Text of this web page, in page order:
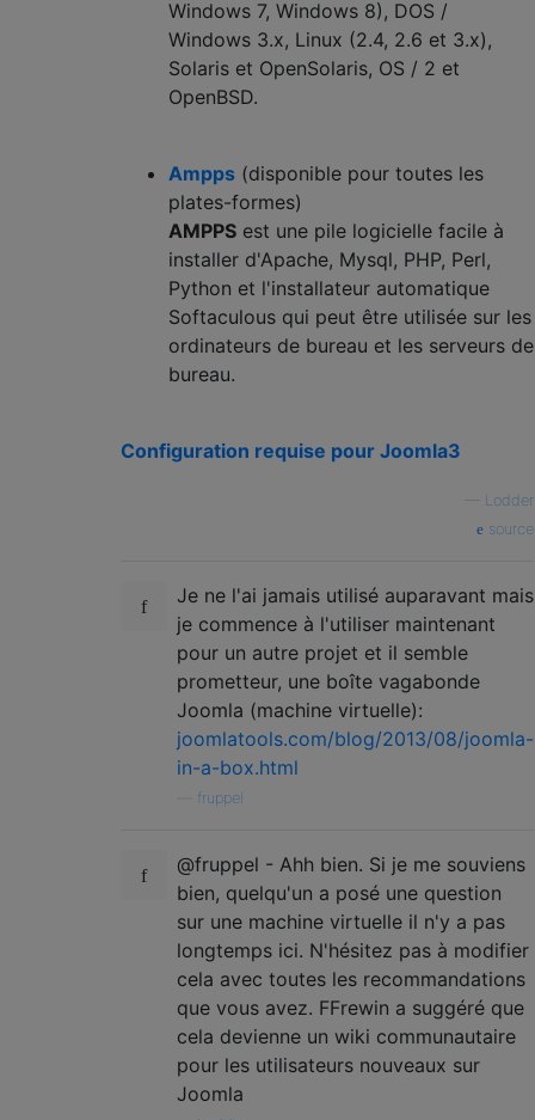
Windows 7, Windows 8), DOS /
Windows 3.x, Linux (2.4, 2.6 et 3.x),
Solaris et OpenSolaris, OS / 2 et
OpenBSD.
Ampps (disponible pour toutes les
plates-formes)
AMPPS est une pile logicielle facile à
installer d'Apache, Mysql, PHP, Perl,
Python et l'installateur automatique
Softaculous qui peut être utilisée sur les
ordinateurs de bureau et les serveurs de
bureau.
Configuration requise pour Joomla3
Lodder
source
Je ne l'ai jamais utilisé auparavant mais
je commence à l'utiliser maintenant
pour un autre projet et il semble
prometteur, une boîte vagabonde
Joomla (machine virtuelle):
joomlatools.com/blog/2013/08/joomla-
in-a-box.html
fruppel
@fruppel - Ahh bien. Si je me souviens
bien, quelqu'un a posé une question
sur une machine virtuelle il n'y a pas
longtemps ici. N'hésitez pas à modifier
cela avec toutes les recommandations
que vous avez. FFrewin a suggéré que
cela devienne un wiki communautaire
pour les utilisateurs nouveaux sur
Joomla